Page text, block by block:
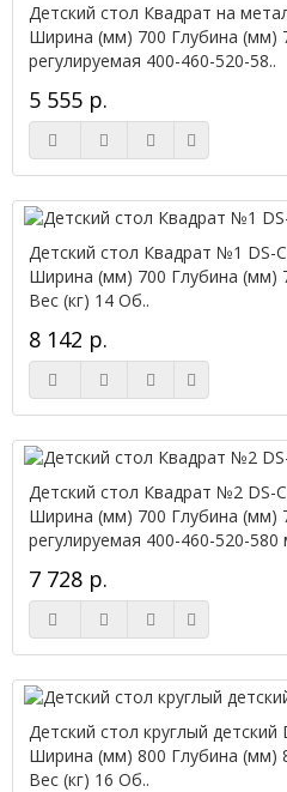
Детский стол Квадрат на
Ширина (мм) 700 Глубина (мм)
регулируемая 400-460-520-58..
5 555 р.
Детский стол Квадрат №1 DS-
Ширина (мм) 700 Глубина
Вес (кг) 14 Об..
8 142 р.
Детский стол Квадрат №2 DS-
Ширина (мм) 700 Глубина (мм)
регулируемая 400-460-520-580
7 728 р.
Детский стол круглый детский
Ширина (мм) 800 Глубина
Вес (кг) 16 Об..